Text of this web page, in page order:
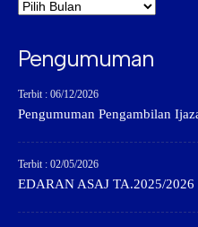
Pengumuman
Terbit : 06/12/2026
Pengumuman Pengambilan
Terbit : 02/05/2026
EDARAN ASAJ TA.2025/2026